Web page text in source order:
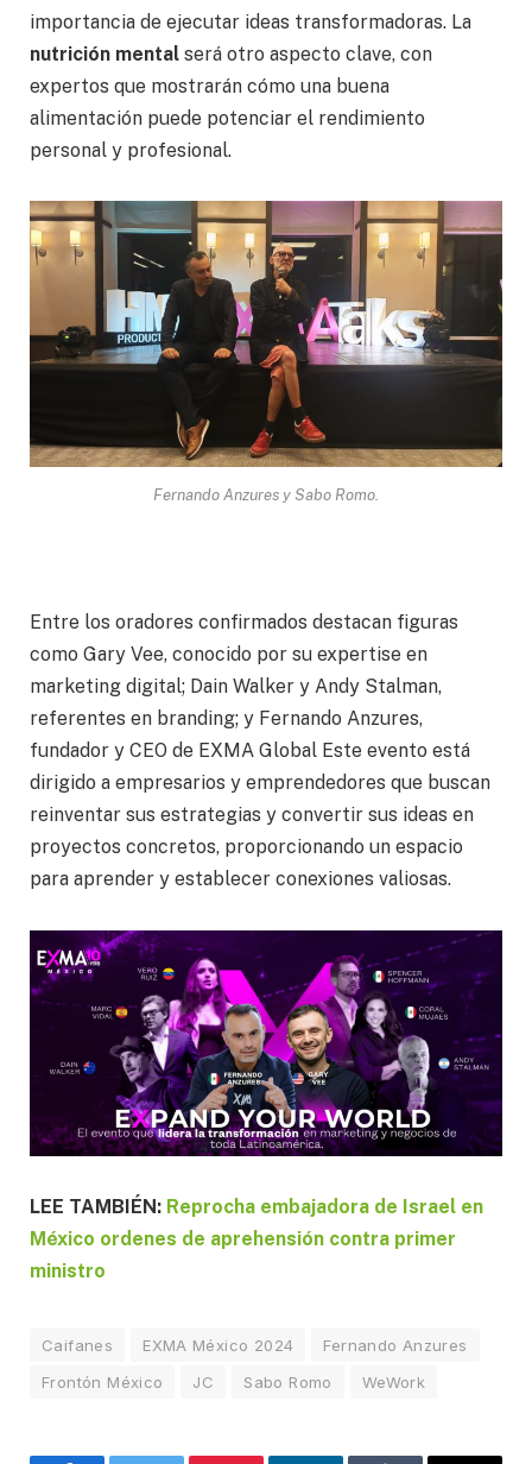
importancia de ejecutar ideas transformadoras. La
nutrición mental será otro aspecto clave, con
expertos que mostrarán cómo una buena
alimentación puede potenciar el rendimiento
personal y profesional.
Fernando Anzures y Sabo Romo.
Entre los oradores confirmados destacan figuras
como Gary Vee, conocido por su expertise en
marketing digital; Dain Walker y Andy Stalman,
referentes en branding; y Fernando Anzures,
fundador y CEO de EXMA Global Este evento está
dirigido a empresarios y emprendedores que buscan
reinventar sus estrategias y convertir sus ideas en
proyectos concretos, proporcionando un espacio
para aprender y establecer conexiones valiosas.
LEE TAMBIÉN: Reprocha embajadora de Israel en
México ordenes de aprehensión contra primer
ministro
Caifanes EXMA México 2024
Fernando Anzures
Frontón México
JC Sabo Romo WeWork